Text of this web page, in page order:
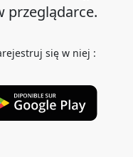
przeglądarce.
się w niej :